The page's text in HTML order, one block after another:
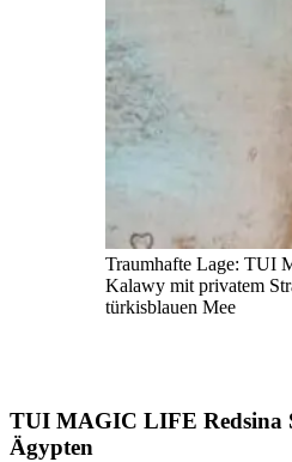
Traumhafte Lage: TUI
Kalawy mit privatem
türkisblauen Mee
TUI MAGIC LIFE Redsina
Ägypten